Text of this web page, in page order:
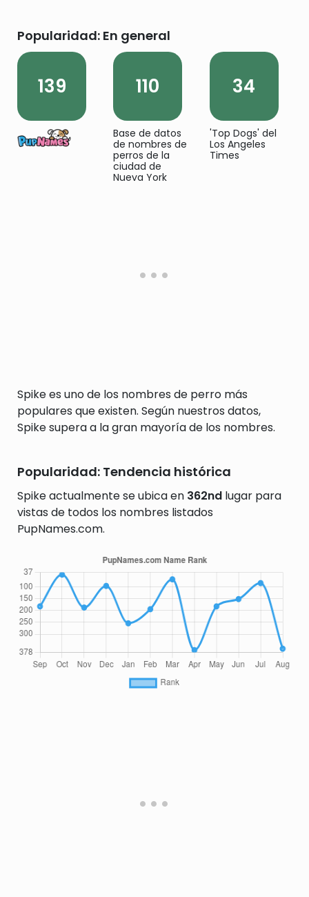
Popularidad: En general
139 110
Base de datos
de nombres de
perros de la
ciudad de
Nueva York
34
'Top Dogs' del
Los Angeles
Times
Spike es uno de los nombres de perro más
populares que existen. Según nuestros datos,
Spike supera a la gran mayoría de los nombres.
Popularidad: Tendencia histórica
Spike actualmente se ubica en 362nd lugar para
vistas de todos los nombres listados
PupNames.com.